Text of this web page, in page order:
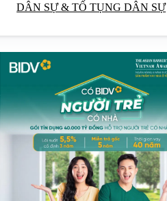
DÂN SỰ & TỐ TỤNG DÂN SỰ